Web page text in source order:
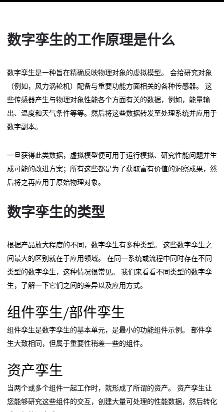
数字孪生的工作原理是什么
数字孪生是一种旨在精确反映物理对象的虚拟模型。 会给研究对象
（例如，风力涡轮机）配备与重要功能方面相关的各种传感器。 这
些传感器产生与物理对象性能各个方面有关的数据，例如，能量输
出、温度和天气条件等等。然后将这些数据转发至处理系统并应用于
数字副本。
一旦获得此类数据，虚拟模型便可用于运行模拟、研究性能问题并生
成可能的改进方案；所有这些都是为了获取富有价值的洞察成果，然
后将之再应用于原始物理对象。
数字孪生的类型
根据产品放大程度的不同，数字孪生有多种类型。 这些数字孪生之
间最大的区别就在于应用领域。 在同一系统或流程中同时存在不同
类型的数字孪生，这种情况很常见。 我们来看看不同类型的数字孪
生，了解一下它们之间的差异以及应用方式。
组件孪生/部件孪生
组件孪生是数字孪生的基本单元，是最小的功能组件示例。 部件孪
生大致相同，但属于重要性稍差一些的组件。
资产孪生
当两个或多个组件一起工作时，就形成了所谓的资产。 资产孪生让
您能够研究这些组件的交互，创建大量可处理的性能数据，然后转化